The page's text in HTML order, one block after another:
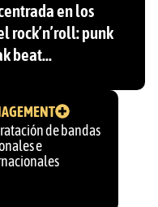
en los
rock’n’roll: punk
beat…
de bandas
e